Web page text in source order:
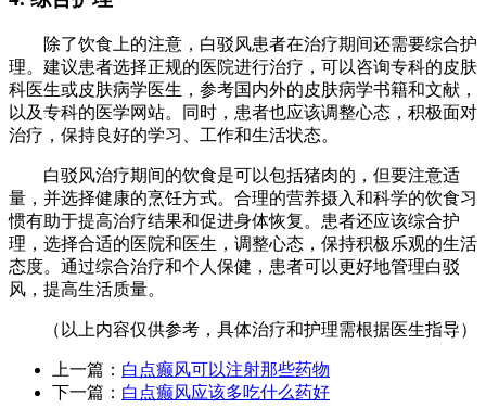
除了饮食上的注意，白驳风患者在治疗期间还需要综合护
理。建议患者选择正规的医院进行治疗，可以咨询专科的皮肤
科医生或皮肤病学医生，参考国内外的皮肤病学书籍和文献，
以及专科的医学网站。同时，患者也应该调整心态，积极面对
治疗，保持良好的学习、工作和生活状态。
白驳风治疗期间的饮食是可以包括猪肉的，但要注意适
量，并选择健康的烹饪方式。合理的营养摄入和科学的饮食习
惯有助于提高治疗结果和促进身体恢复。患者还应该综合护
理，选择合适的医院和医生，调整心态，保持积极乐观的生活
态度。通过综合治疗和个人保健，患者可以更好地管理白驳
风，提高生活质量。
（以上内容仅供参考，具体治疗和护理需根据医生指导）
上一篇： 白点癫风可以注射那些药物
下一篇： 白点癫风应该多吃什么药好